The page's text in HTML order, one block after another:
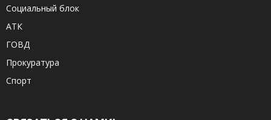
Социальный блок
АТК
ГОВД
Прокуратура
Спорт